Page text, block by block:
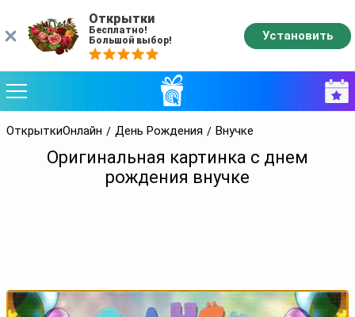
ОткрыткиОнлайн День Рождения Внучке
Оригинальная картинка с днем
рождения внучке
Открытки
Бесплатно!
Большой выбор!
Установить